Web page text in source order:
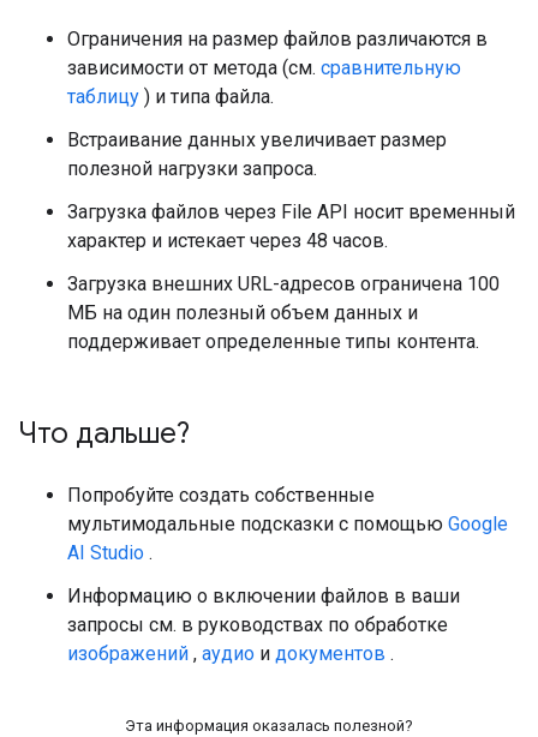
Ограничения на размер файлов различаются в
зависимости от метода (см. сравнительную
таблицу ) и типа файла.
Встраивание данных увеличивает размер
полезной нагрузки запроса.
Загрузка файлов через File API носит временный
характер и истекает через 48 часов.
Загрузка внешних URL-адресов ограничена 100
МБ на один полезный объем данных и
поддерживает определенные типы контента.
Что дальше?
Попробуйте создать собственные
мультимодальные подсказки с помощью Google
AI Studio .
Информацию о включении файлов в ваши
запросы см. в руководствах по обработке
изображений , аудио и документов .
Эта информация оказалась полезной?